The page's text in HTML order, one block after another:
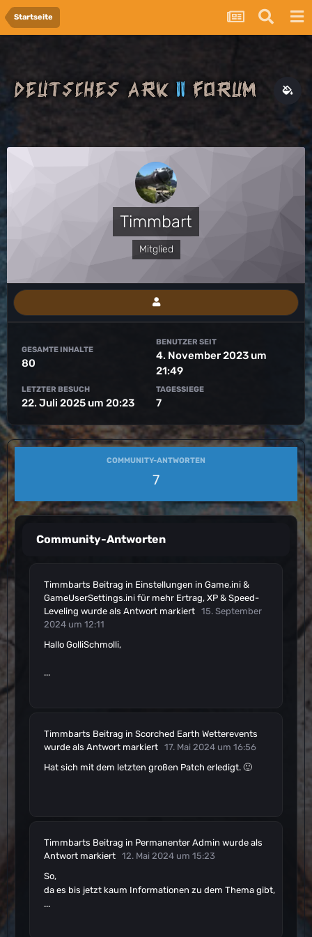
Startseite
Timmbart
Mitglied
GESAMTE INHALTE
80
BENUTZER SEIT
4. November 2023 um
21:49
LETZTER BESUCH
22. Juli 2025 um 20:23
TAGESSIEGE
7
COMMUNITY-ANTWORTEN
7
Community-Antworten
Timmbarts Beitrag in Einstellungen in Game.ini &
GameUserSettings.ini für mehr Ertrag, XP & Speed-
Leveling wurde als Antwort markiert 15. September
2024 um 12:11
Hallo GolliSchmolli,
...
Timmbarts Beitrag in Scorched Earth Wetterevents
wurde als Antwort markiert 17. Mai 2024 um 16:56
Hat sich mit dem letzten großen Patch erledigt. 🙂
Timmbarts Beitrag in Permanenter Admin wurde als
Antwort markiert 12. Mai 2024 um 15:23
So,
da es bis jetzt kaum Informationen zu dem Thema gibt,
...